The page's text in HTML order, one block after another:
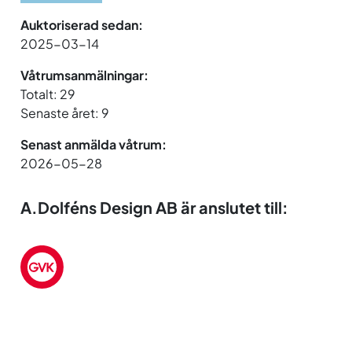
Auktoriserad sedan:
2025-03-14
Våtrumsanmälningar:
Totalt: 29
Senaste året: 9
Senast anmälda våtrum:
2026-05-28
A.Dolféns Design AB är anslutet till: